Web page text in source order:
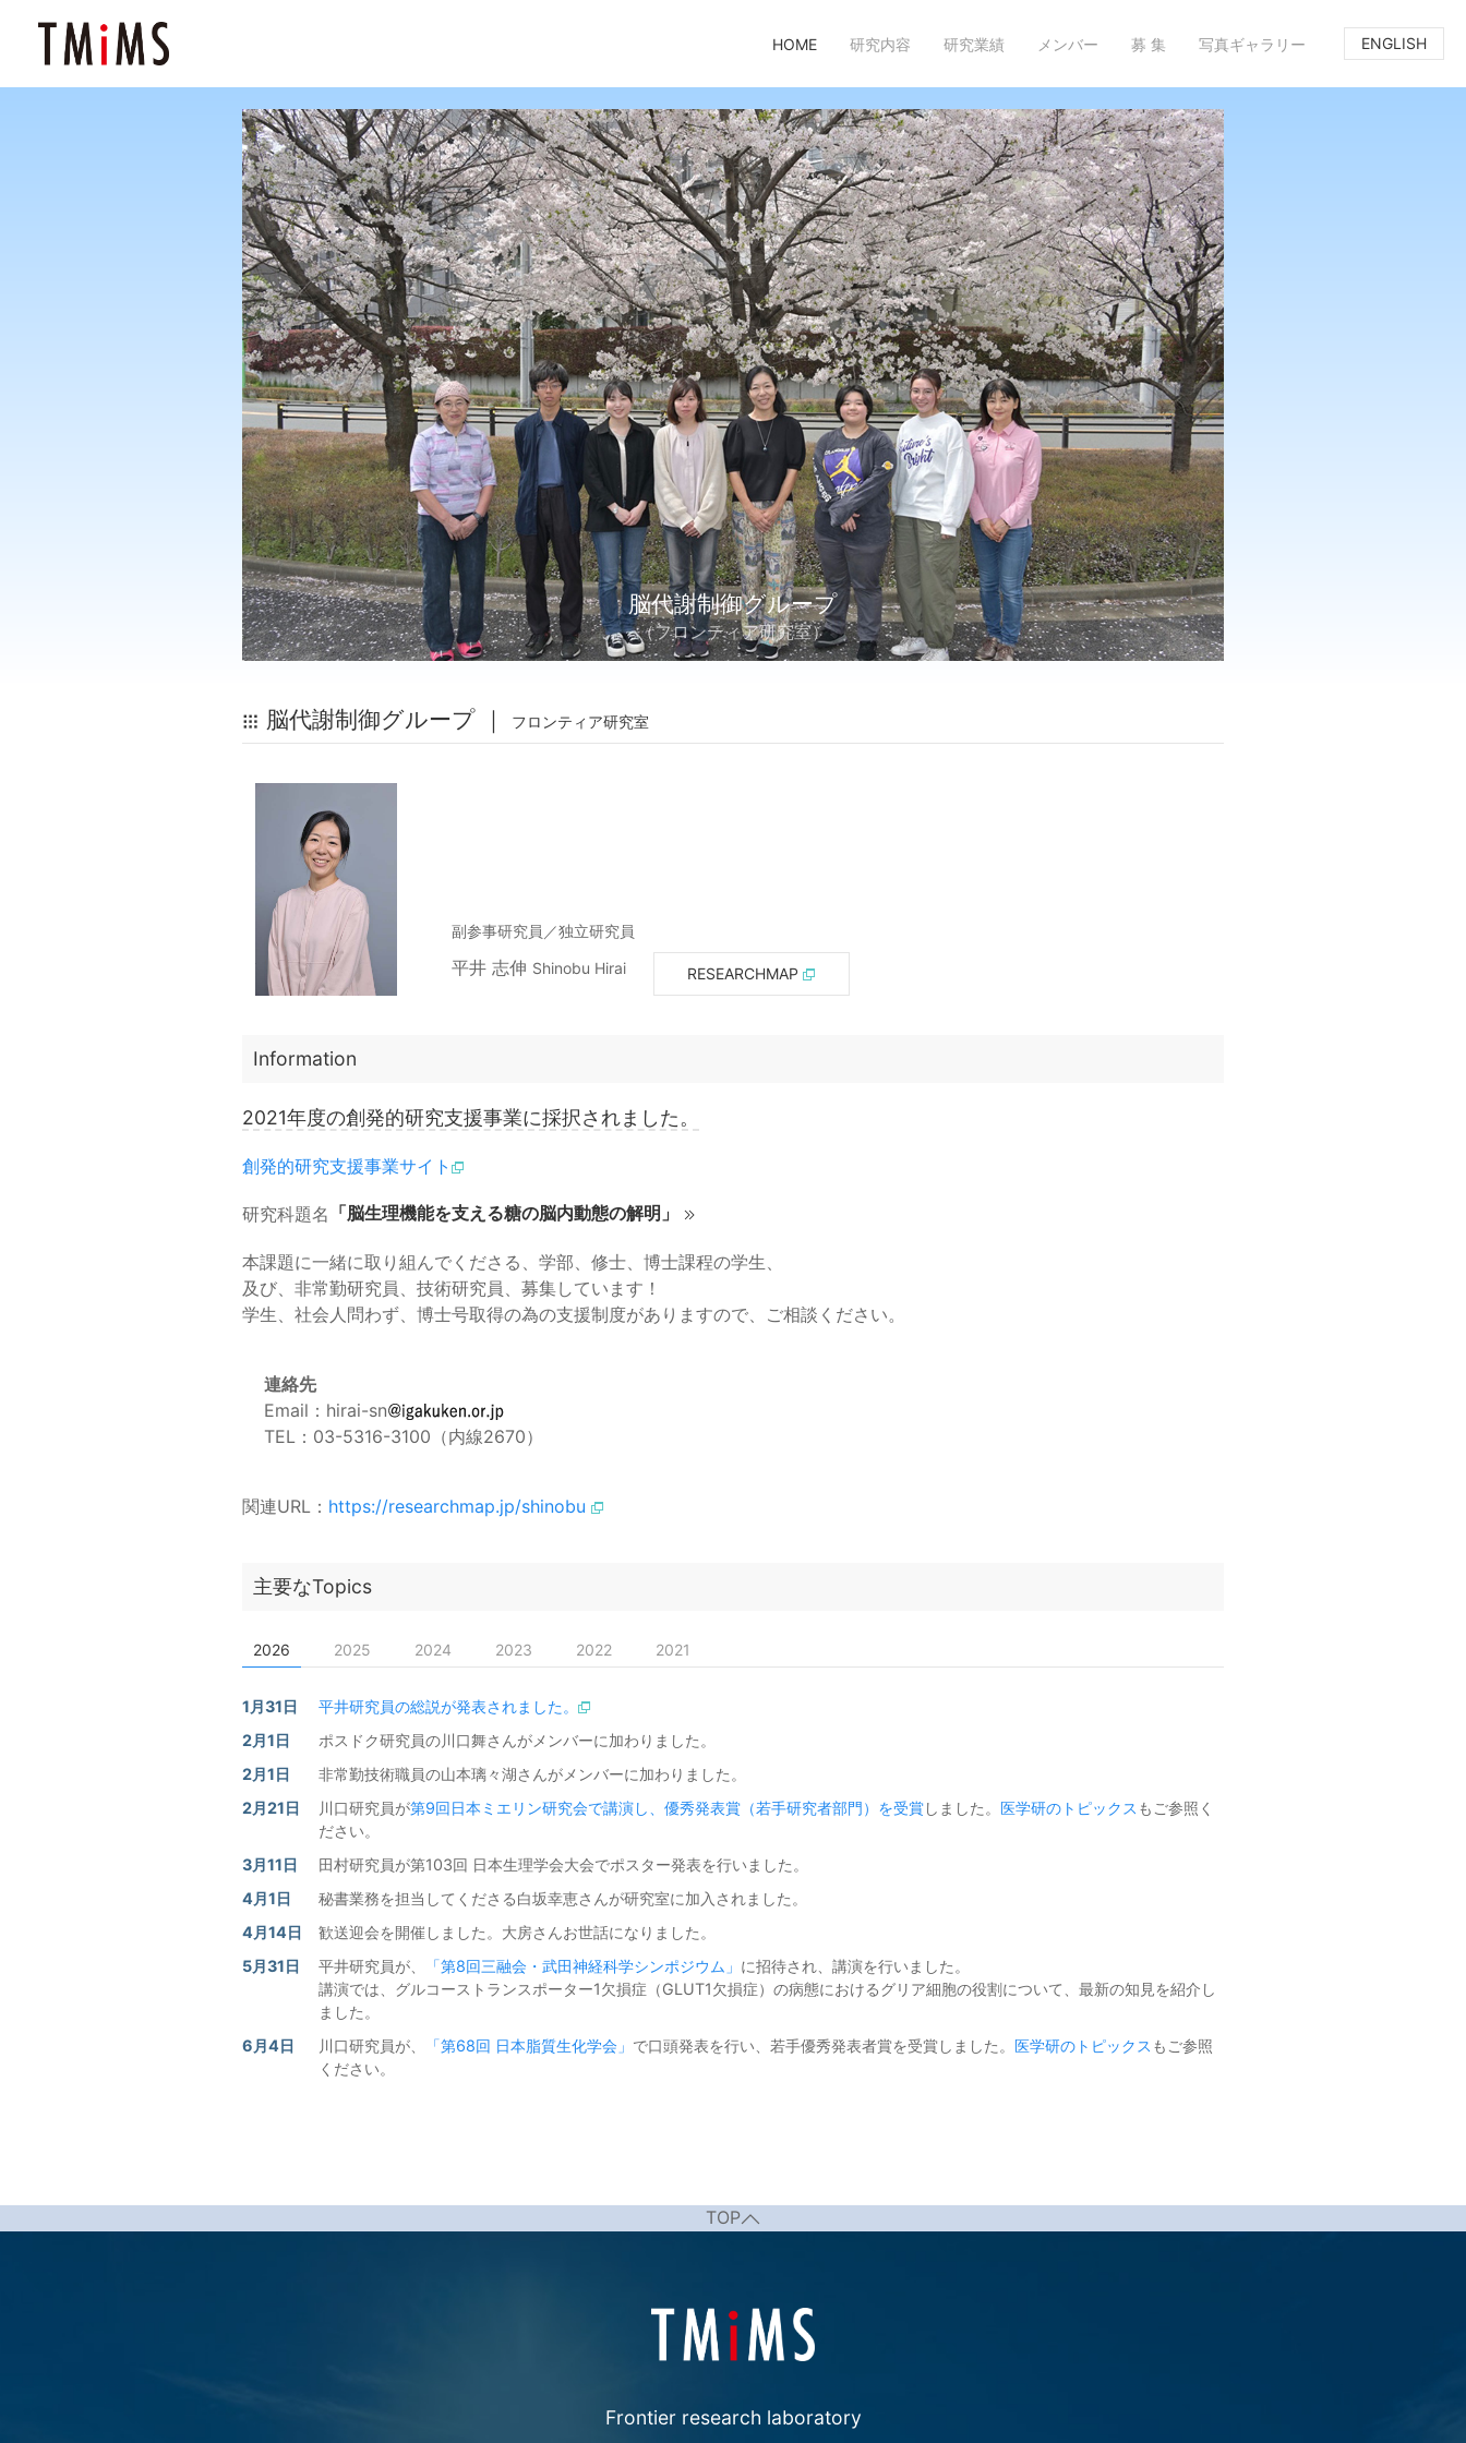
HOME 研究内容 研究業績 メンバー 募 集 写真ギャラリー ENGLISH
脳代謝制御グループ
（フロンティア研究室）
脳代謝制御グループ ｜ フロンティア研究室
副参事研究員／独立研究員
平井 志伸 Shinobu Hirai RESEARCHMAP
Information
2021年度の創発的研究支援事業に採択されました。
創発的研究支援事業サイト
研究科題名 「脳生理機能を支える糖の脳内動態の解明」
本課題に一緒に取り組んでくださる、学部、修士、博士課程の学生、
及び、非常勤研究員、技術研究員、募集しています！
学生、社会人問わず、博士号取得の為の支援制度がありますので、ご相談ください。
連絡先
Email：hirai-sn
TEL：03-5316-3100（内線2670）
関連URL： https://researchmap.jp/shinobu
主要なTopics
2026 2025 2024 2023 2022 2021
1月31日
平井研究員の総説が発表されました。
2月1日
ポスドク研究員の川口舞さんがメンバーに加わりました。
2月1日
非常勤技術職員の山本璃々湖さんがメンバーに加わりました。
2月21日
川口研究員が第9回日本ミエリン研究会で講演し、優秀発表賞（若手研究者部門）を受賞しました。 医学研のトピックス もご参照く
ださい。
3月11日
田村研究員が第103回 日本生理学会大会でポスター発表を行いました。
4月1日
秘書業務を担当してくださる白坂幸恵さんが研究室に加入されました。
4月14日
歓送迎会を開催しました。大房さんお世話になりました。
5月31日
平井研究員が、 「第8回三融会・武田神経科学シンポジウム」 に招待され、講演を行いました。
講演では、グルコーストランスポーター1欠損症（GLUT1欠損症）の病態におけるグリア細胞の役割について、最新の知見を紹介し
ました。
6月4日
川口研究員が、 「第68回 日本脂質生化学会」 で口頭発表を行い、若手優秀発表者賞を受賞しました。 医学研のトピックス もご参照
ください。
TOP
Frontier research laboratory